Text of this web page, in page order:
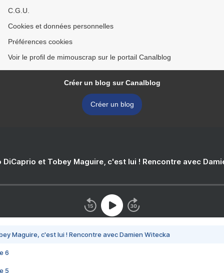
C.G.U.
Cookies et données personnelles
Préférences cookies
Voir le profil de mimouscrap sur le portail Canalblog
Créer un blog sur Canalblog
Créer un blog
DiCaprio et Tobey Maguire, c'est lui ! Rencontre avec
Maguire, c'est lui ! Rencontre avec Damien Witecka
6
5